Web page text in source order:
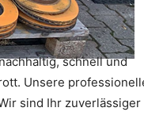
schnell und
Unsere
sind Ihr